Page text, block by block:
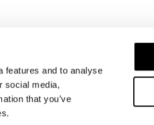
features and to analyse
social media,
that you’ve